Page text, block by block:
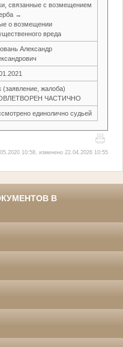
связанные с возмещением
→
о возмещении
вреда
Александр
(заявление, жалоба)
ЧАСТИЧНО
единолично судьей
10:58, изменено 22.04.2026 10:55
В